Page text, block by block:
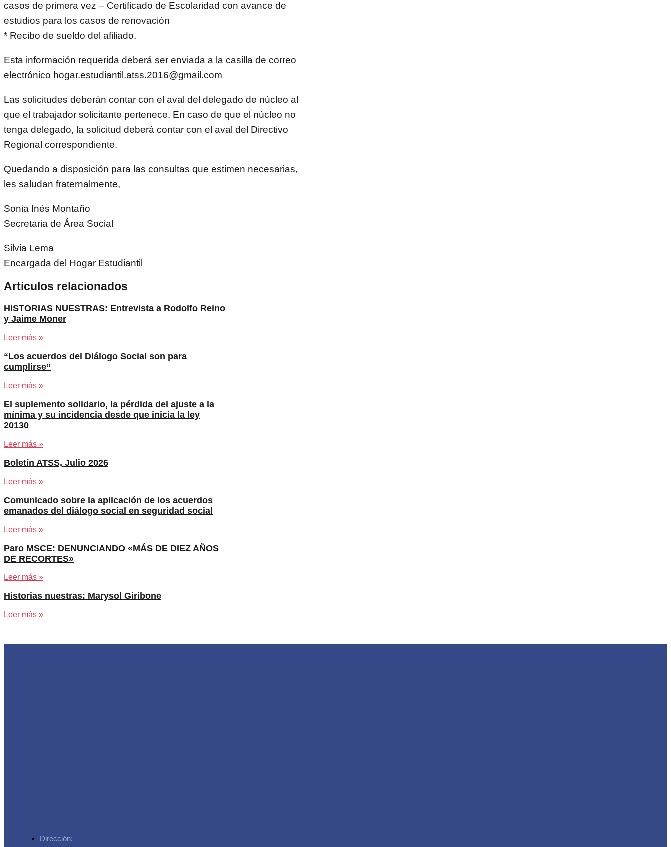
casos de primera vez – Certificado de Escolaridad con avance de
estudios para los casos de renovación
* Recibo de sueldo del afiliado.
Esta información requerida deberá ser enviada a la casilla de correo
electrónico hogar.estudiantil.atss.2016@gmail.com
Las solicitudes deberán contar con el aval del delegado de núcleo al
que el trabajador solicitante pertenece. En caso de que el núcleo no
tenga delegado, la solicitud deberá contar con el aval del Directivo
Regional correspondiente.
Quedando a disposición para las consultas que estimen necesarias,
les saludan fraternalmente,
Sonia Inés Montaño
Secretaria de Área Social
Silvia Lema
Encargada del Hogar Estudiantil
Artículos relacionados
HISTORIAS NUESTRAS: Entrevista a Rodolfo Reino
y Jaime Moner
Leer más »
“Los acuerdos del Diálogo Social son para
cumplirse”
Leer más »
El suplemento solidario, la pérdida del ajuste a la
mínima y su incidencia desde que inicia la ley
20130
Leer más »
Boletín ATSS, Julio 2026
Leer más »
Comunicado sobre la aplicación de los acuerdos
emanados del diálogo social en seguridad social
Leer más »
Paro MSCE: DENUNCIANDO «MÁS DE DIEZ AÑOS
DE RECORTES»
Leer más »
Historias nuestras: Marysol Giribone
Leer más »
Dirección: